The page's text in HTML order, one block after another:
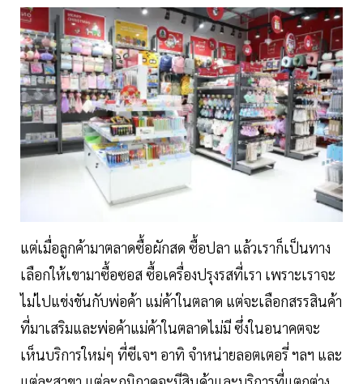
แต่เมื่อลูกค้ามาตลาดซื้อผักสด ซื้อปลา แล้วเราก็เป็นทาง
เลือกให้เขามาซื้อซอส ซื้อเครื่องปรุงรสที่เรา เพราะเราจะ
ไม่ไปแข่งขันกับพ่อค้า แม่ค้าในตลาด แต่จะเลือกสรรสินค้า
ที่มาเสริมและพ่อค้าแม่ค้าในตลาดไม่มี ซึ่งในอนาคตจะ
เห็นบริการใหม่ๆ ที่ซีเจฯ อาทิ จำหน่ายลอตเตอรี่ ฯลฯ และ